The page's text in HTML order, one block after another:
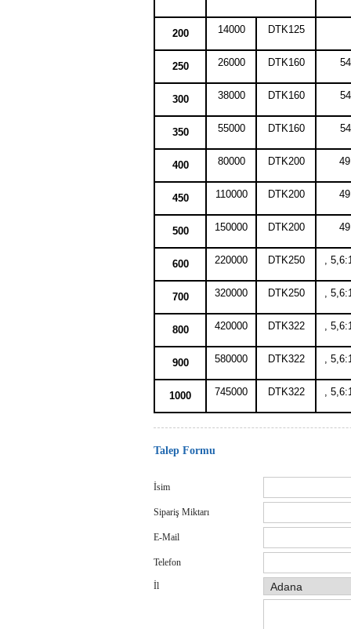
200 14000 DTK125
250 26000 DTK160
300 38000 DTK160
350 55000 DTK160
400 80000 DTK200
450 110000 DTK200
500 150000 DTK200
600 220000 DTK250 ,
700 320000 DTK250 ,
800 420000 DTK322 ,
900 580000 DTK322 ,
1000 745000 DTK322 ,
Talep Formu
İsim
Sipariş Miktarı
E-Mail
Telefon
İl